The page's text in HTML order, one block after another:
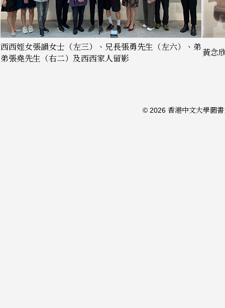
西西姪女張韻女士（左三）、兄長張勇先生（左六）、弟
弟張堯先生（右二）及西西家人留影
黃念
© 2026 香港中文大學圖